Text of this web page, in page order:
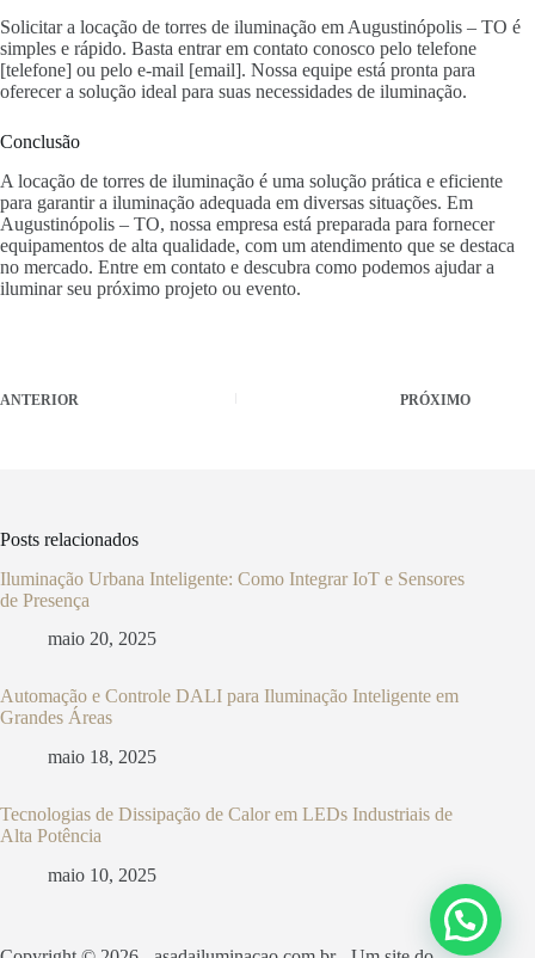
Solicitar a locação de torres de iluminação em Augustinópolis – TO é
simples e rápido. Basta entrar em contato conosco pelo telefone
[telefone] ou pelo e-mail [email]. Nossa equipe está pronta para
oferecer a solução ideal para suas necessidades de iluminação.
Conclusão
A locação de torres de iluminação é uma solução prática e eficiente
para garantir a iluminação adequada em diversas situações. Em
Augustinópolis – TO, nossa empresa está preparada para fornecer
equipamentos de alta qualidade, com um atendimento que se destaca
no mercado. Entre em contato e descubra como podemos ajudar a
iluminar seu próximo projeto ou evento.
ANTERIOR PRÓXIMO
Posts relacionados
Iluminação Urbana Inteligente: Como Integrar IoT e Sensores
de Presença
maio 20, 2025
Automação e Controle DALI para Iluminação Inteligente em
Grandes Áreas
maio 18, 2025
Tecnologias de Dissipação de Calor em LEDs Industriais de
Alta Potência
maio 10, 2025